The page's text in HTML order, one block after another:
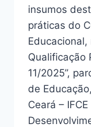
insumos
práticas do
Qualificação
11/2025”,
de
Ceará –